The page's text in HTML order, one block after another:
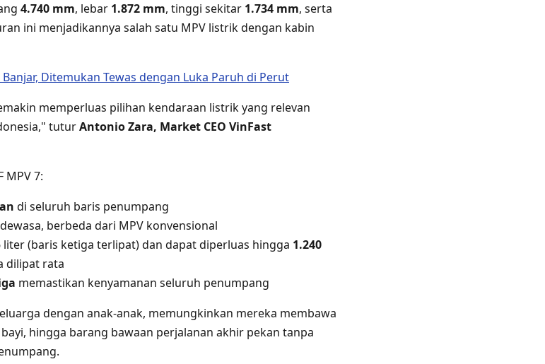
4.740 mm, lebar 1.872 mm, tinggi sekitar 1.734 mm, serta
ini menjadikannya salah satu MPV listrik dengan kabin
Ditemukan Tewas dengan Luka Paruh di Perut
memperluas pilihan kendaraan listrik yang relevan
tuturAntonio Zara, Market CEO VinFast
MPV 7:
di seluruh baris penumpang
berbeda dari MPV konvensional
liter (baris ketiga terlipat) dan dapat diperluas hingga 1.240
dilipat rata
memastikan kenyamanan seluruh penumpang
dengan anak-anak, memungkinkan mereka membawa
hingga barang bawaan perjalanan akhir pekan tanpa